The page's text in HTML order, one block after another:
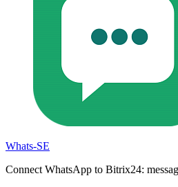
Whats-SE
Connect WhatsApp to Bitrix24: